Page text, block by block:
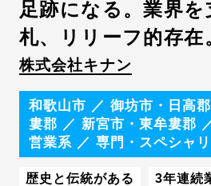
足跡になる。業界を
札、リリーフ的存在
株式会社キナン
和歌山市 ／ 御坊市・日高郡
婁郡 ／ 新宮市・東牟婁郡
営業系／ 専門・スペシャ
歴史と伝統がある 3年連続